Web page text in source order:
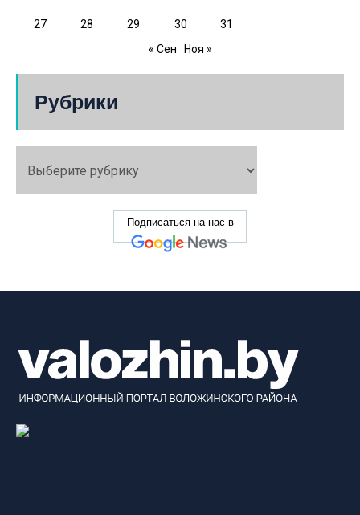
27 28 29 30
31
« Сен
Ноя »
Рубрики
Подписаться на нас в